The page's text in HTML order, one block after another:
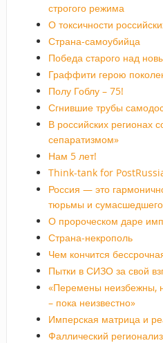
строгого режима
О токсичности
Страна-самоубийца
Победа старого над
Граффити герою
Полу Гоблу – 75!
Сгнившие трубы
В российских регионах
сепаратизмом»
Нам 5 лет!
Think-tank for
Россия — это
тюрьмы и
О пророческом даре
Страна-некрополь
Чем кончится
Пытки в СИЗО за свой
«Перемены неизбежны,
– пока неизвестно»
Имперская матрица и
Фаллический